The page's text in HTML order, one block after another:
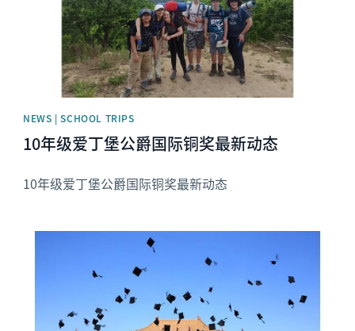
NEWS | SCHOOL TRIPS
10年级爱丁堡公爵国际铜奖最新动态
10年级爱丁堡公爵国际铜奖最新动态